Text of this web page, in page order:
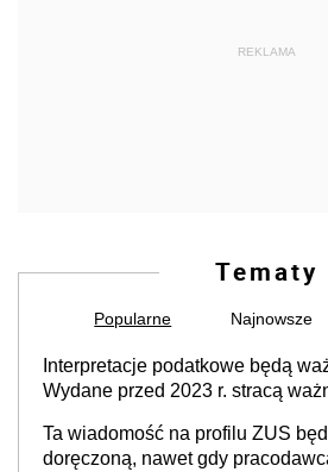
REKLAMA
Tematy
Popularne Najnowsze
Interpretacje podatkowe będą
Wydane przed 2023 r. stracą
w interpretacjach
Ta wiadomość na profilu ZUS
doręczoną, nawet gdy